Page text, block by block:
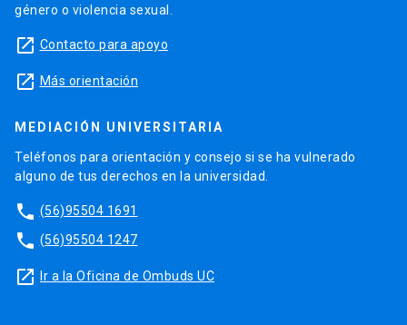
género o violencia sexual.
launch Contacto para apoyo
launch Más orientación
MEDIACIÓN UNIVERSITARIA
Teléfonos para orientación y consejo si se ha vulnerado
alguno de tus derechos en la universidad.
phone (56)95504 1691
phone (56)95504 1247
launch Ir a la Oficina de Ombuds UC